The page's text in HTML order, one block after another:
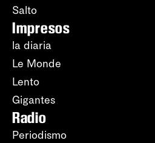
Salto
Impresos
la diaria
Le Monde
Lento
Gigantes
Radio
Periodismo